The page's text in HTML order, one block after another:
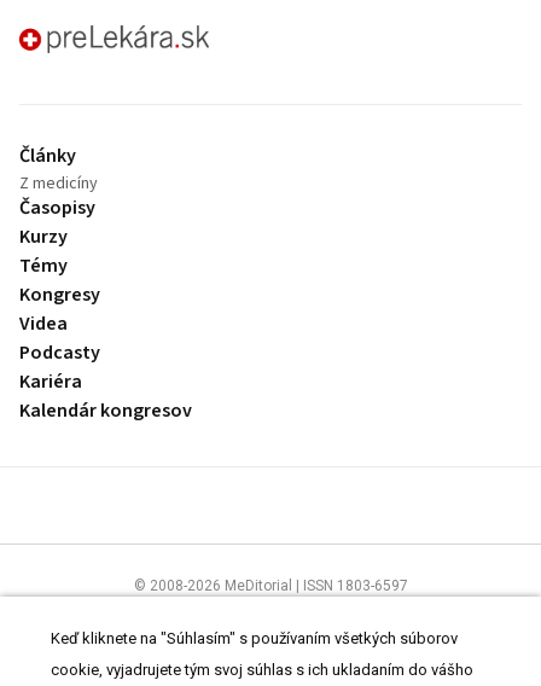
preLekára.sk
Články
Z medicíny
Časopisy
Kurzy
Témy
Kongresy
Videa
Podcasty
Kariéra
Kalendár kongresov
© 2008-2026 MeDitorial | ISSN 1803-6597
ČítajteprehlásenieaZásady spracovania osobných údajov
Keď kliknete na "Súhlasím" s používaním všetkých súborov
cookie, vyjadrujete tým svoj súhlas s ich ukladaním do vášho